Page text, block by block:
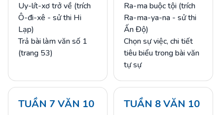
Uy-lít-xơ trở về (trích
Ô-đi-xê - sử thi Hi
Lạp)
Trả bài làm văn số 1
(trang 53)
Ra-ma buộc tội (trích
Ra-ma-ya-na - sử thi
Ấn Độ)
Chọn sự việc, chi tiết
tiêu biểu trong bài văn
tự sự
TUẦN 7 VĂN 10 TUẦN 8 VĂN 10